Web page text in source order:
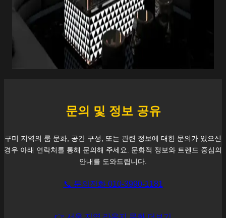
문의 및 정보 공유
구미 지역의 룸 문화, 공간 구성, 또는 관련 정보에 대한 문의가 있으신
경우 아래 연락처를 통해 문의해 주세요. 문화적 정보와 트렌드 중심의
안내를 도와드립니다.
📞 문의전화 010-3990-1181